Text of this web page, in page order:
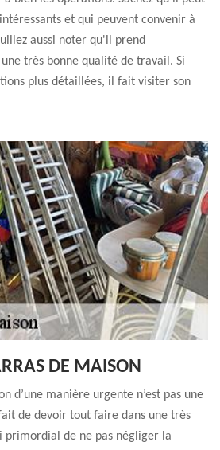
et qui peuvent convenir à
aussi noter qu'il prend
très bonne qualité de travail. Si
plus détaillées, il fait visiter son
DE MAISON
d’une manière urgente n’est pas une
de devoir tout faire dans une très
primordial de ne pas négliger la